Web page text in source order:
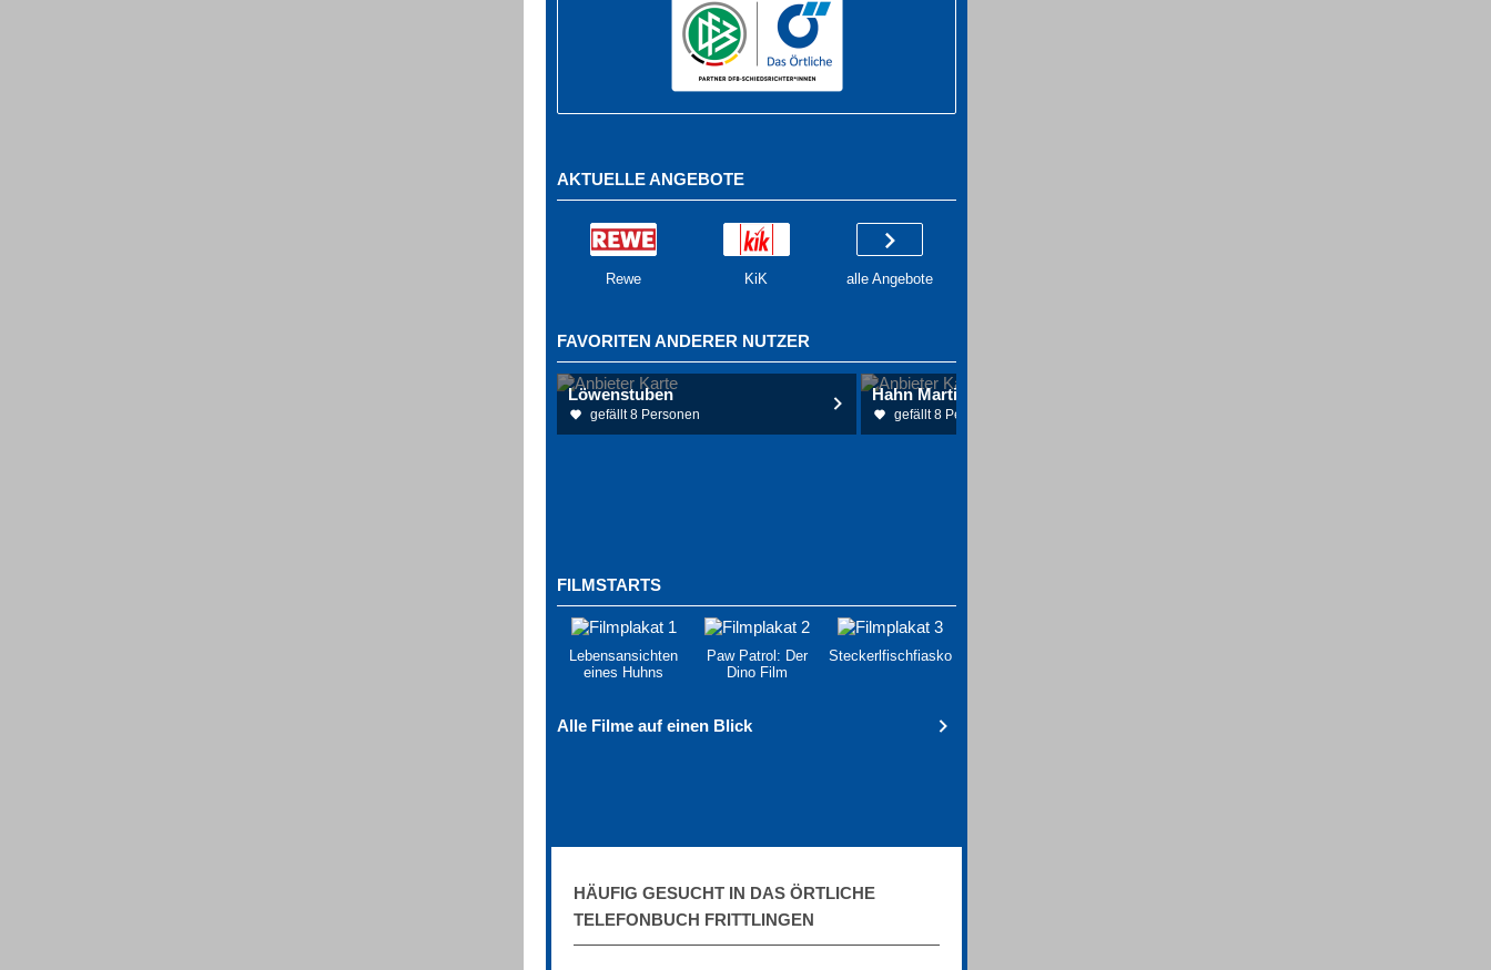
AKTUELLE ANGEBOTE
Rewe KiK alle Angebote
FAVORITEN ANDERER NUTZER
Löwenstuben
gefällt 8 Personen
Hahn Martin Dr.med. Hautarzt
gefällt 8 Personen
FILMSTARTS
Lebensansichten
eines Huhns
Paw Patrol: Der
Dino Film
Steckerlfischfiasko
Alle Filme auf einen Blick
HÄUFIG GESUCHT IN DAS ÖRTLICHE
TELEFONBUCH FRITTLINGEN